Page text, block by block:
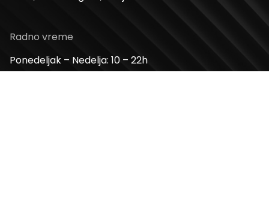
Radno vreme
Ponedeljak – Nedelja: 10 – 22h